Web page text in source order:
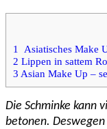
1
Asiatisches Make
2 Lippen in sattem
3 Asian Make Up –
Die Schminke kann
betonen.